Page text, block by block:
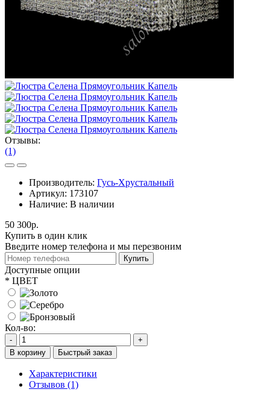
Отзывы:
(1)
Производитель: Гусь-Хрустальный
Артикул: 173107
Наличие: В наличии
50 300р.
Купить в один клик
Введите номер телефона и мы перезвоним
Купить
Доступные опции
* ЦВЕТ
Кол-во:
-
+
В корзину
Быстрый заказ
Характеристики
Отзывов (1)